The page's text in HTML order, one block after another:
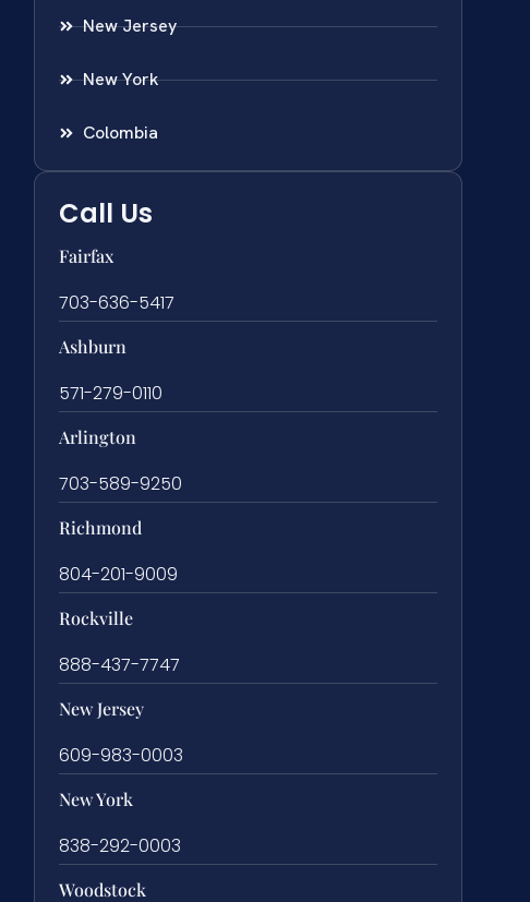
New Jersey
New York
Colombia
Call Us
Fairfax
703-636-5417
Ashburn
571-279-0110
Arlington
703-589-9250
Richmond
804-201-9009
Rockville
888-437-7747
New Jersey
609-983-0003
New York
838-292-0003
Woodstock